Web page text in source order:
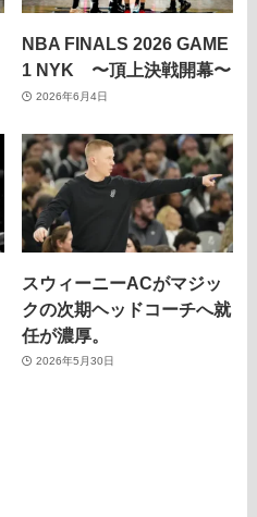
NBA FINALS 2026 GAME
1 NYK 〜頂上決戦開幕〜
2026年6月4日
スウィーニーACがマジッ
クの次期ヘッドコーチへ就
任が濃厚。
2026年5月30日